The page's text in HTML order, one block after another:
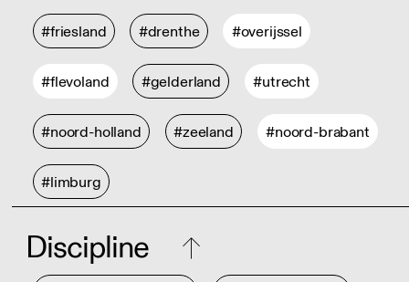
#friesland #drenthe #overijssel
#flevoland #gelderland #utrecht
#noord-holland #zeeland #noord-brabant
#limburg
Discipline